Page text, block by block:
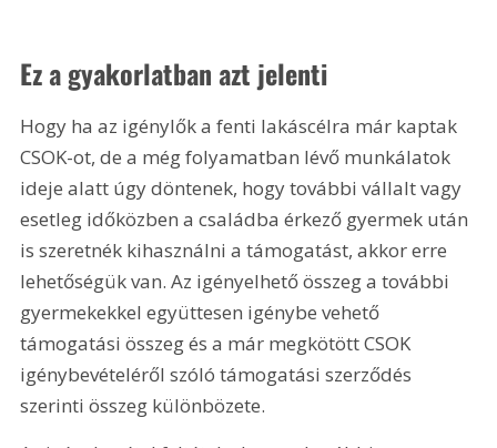
Ez a gyakorlatban azt jelenti
Hogy ha az igénylők a fenti lakáscélra már kaptak
CSOK-ot, de a még folyamatban lévő munkálatok
ideje alatt úgy döntenek, hogy további vállalt vagy
esetleg időközben a családba érkező gyermek után
is szeretnék kihasználni a támogatást, akkor erre
lehetőségük van. Az igényelhető összeg a további
gyermekekkel együttesen igénybe vehető
támogatási összeg és a már megkötött CSOK
igénybevételéről szóló támogatási szerződés
szerinti összeg különbözete.